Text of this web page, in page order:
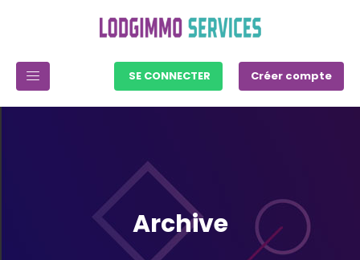
SE CONNECTER Créer compte
Archive